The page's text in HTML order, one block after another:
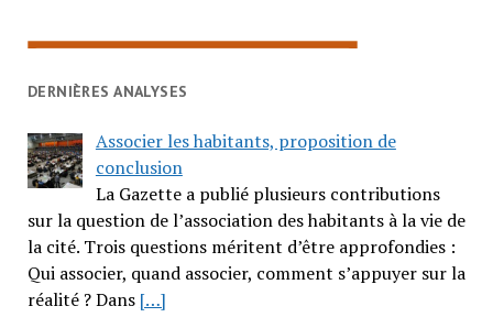
DERNIÈRES ANALYSES
Associer les habitants, proposition de
conclusion
La Gazette a publié plusieurs contributions
sur la question de l’association des habitants à la vie de
la cité. Trois questions méritent d’être approfondies :
Qui associer, quand associer, comment s’appuyer sur la
réalité ? Dans […]